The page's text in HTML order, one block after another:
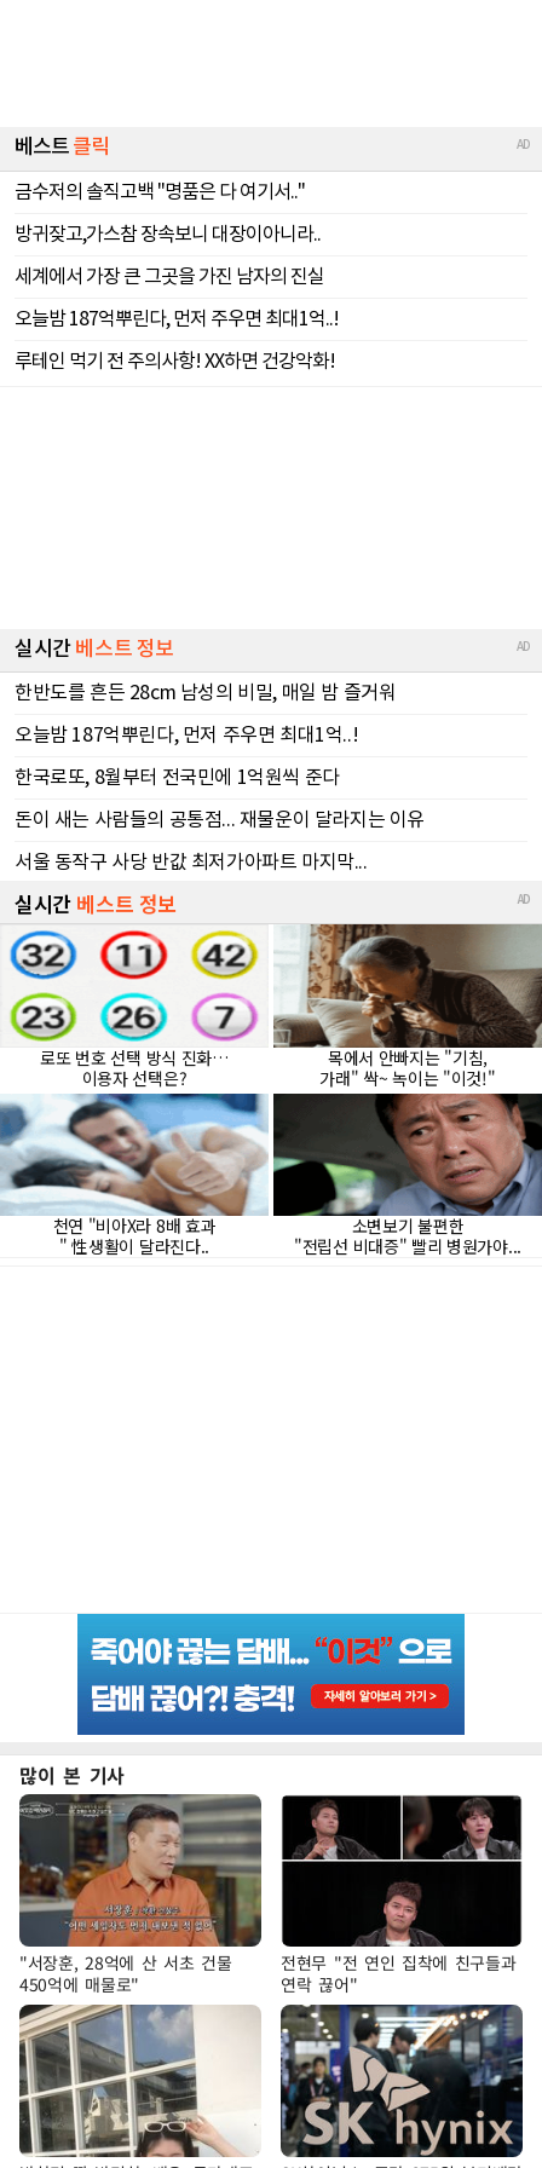
많이 본 기사
"서장훈, 28억에 산 서초 건물
450억에 매물로"
전현무 "전 연인 집착에 친구들과
연락 끊어"